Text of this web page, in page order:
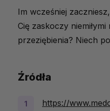
Im wcześniej
Cię zaskoczy
przeziębienia? Niech
Źródła
https://